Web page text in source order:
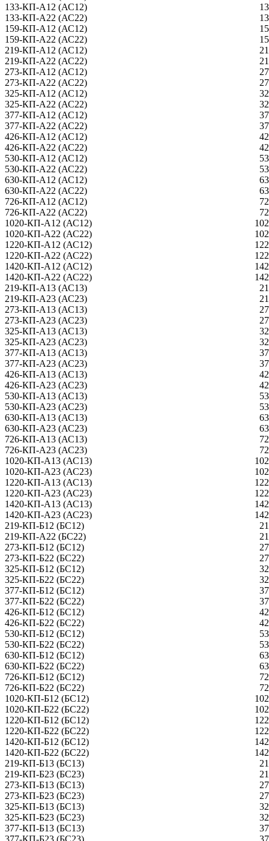
133-КП-А12 (АС12)
133-КП-А22 (АС22)
159-КП-А12 (АС12)
159-КП-А22 (АС22)
219-КП-А12 (АС12)
219-КП-А22 (АС22)
273-КП-А12 (АС12)
273-КП-А22 (АС22)
325-КП-А12 (АС12)
325-КП-А22 (АС22)
377-КП-А12 (АС12)
377-КП-А22 (АС22)
426-КП-А12 (АС12)
426-КП-А22 (АС22)
530-КП-А12 (АС12)
530-КП-А22 (АС22)
630-КП-А12 (АС12)
630-КП-А22 (АС22)
726-КП-А12 (АС12)
726-КП-А22 (АС22)
1020-КП-А12 (АС12)
1020-КП-А22 (АС22)
1220-КП-А12 (АС12)
1220-КП-А22 (АС22)
1420-КП-А12 (АС12)
1420-КП-А22 (АС22)
219-КП-А13 (АС13)
219-КП-А23 (АС23)
273-КП-А13 (АС13)
273-КП-А23 (АС23)
325-КП-А13 (АС13)
325-КП-А23 (АС23)
377-КП-А13 (АС13)
377-КП-А23 (АС23)
426-КП-А13 (АС13)
426-КП-А23 (АС23)
530-КП-А13 (АС13)
530-КП-А23 (АС23)
630-КП-А13 (АС13)
630-КП-А23 (АС23)
726-КП-А13 (АС13)
726-КП-А23 (АС23)
1020-КП-А13 (АС13)
1020-КП-А23 (АС23)
1220-КП-А13 (АС13)
1220-КП-А23 (АС23)
1420-КП-А13 (АС13)
1420-КП-А23 (АС23)
219-КП-Б12 (БС12)
219-КП-А22 (БС22)
273-КП-Б12 (БС12)
273-КП-Б22 (БС22)
325-КП-Б12 (БС12)
325-КП-Б22 (БС22)
377-КП-Б12 (БС12)
377-КП-Б22 (БС22)
426-КП-Б12 (БС12)
426-КП-Б22 (БС22)
530-КП-Б12 (БС12)
530-КП-Б22 (БС22)
630-КП-Б12 (БС12)
630-КП-Б22 (БС22)
726-КП-Б12 (БС12)
726-КП-Б22 (БС22)
1020-КП-Б12 (БС12)
1020-КП-Б22 (БС22)
1220-КП-Б12 (БС12)
1220-КП-Б22 (БС22)
1420-КП-Б12 (БС12)
1420-КП-Б22 (БС22)
219-КП-Б13 (БС13)
219-КП-Б23 (БС23)
273-КП-Б13 (БС13)
273-КП-Б23 (БС23)
325-КП-Б13 (БС13)
325-КП-Б23 (БС23)
377-КП-Б13 (БС13)
377-КП-Б23 (БС23)